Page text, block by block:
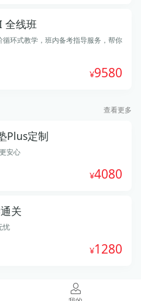
全线班
环式教学，班内备考指导服务，帮你
9580
查看更多
Plus定制
安心
4080
关
忧
1280